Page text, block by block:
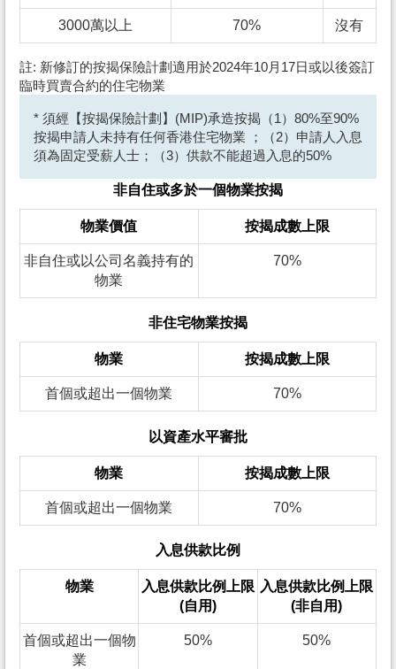
3000萬以上 70% 沒有
註: 新修訂的按揭保險計劃適用於2024年10月17日或以後簽訂
臨時買賣合約的住宅物業
* 須經【按揭保險計劃】(MIP)承造按揭（1）80%至90%
按揭申請人未持有任何香港住宅物業 ；（2）申請人入息
須為固定受薪人士；（3）供款不能超過入息的50%
非自住或多於一個物業按揭
物業價值 按揭成數上限
非自住或以公司名義持有的
物業
70%
非住宅物業按揭
物業 按揭成數上限
首個或超出一個物業 70%
以資產水平審批
物業 按揭成數上限
首個或超出一個物業 70%
入息供款比例
物業
入息供款比例上限
(自用)
入息供款比例上限
(非自用)
首個或超出一個物
業
50% 50%